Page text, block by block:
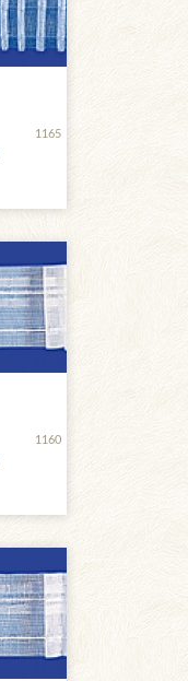
1165
1160